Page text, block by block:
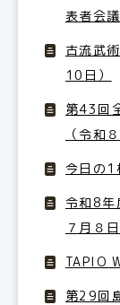
表者会
古流武
10日）
第43回
（令和
今日の1
令和8年
７月８日
TAPIO
第29回